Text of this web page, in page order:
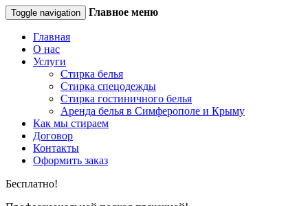
Toggle navigation Главное меню
Главная
О нас
Услуги
Стирка белья
Стирка спецодежды
Стирка гостиничного белья
Аренда белья в Симферополе и Крыму
Как мы стираем
Договор
Контакты
Оформить заказ
Бесплатно!